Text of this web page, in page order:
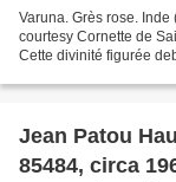
Varuna. Grès rose.
courtesy Cornette de
Cette divinité figurée
Jean Patou
85484, circa